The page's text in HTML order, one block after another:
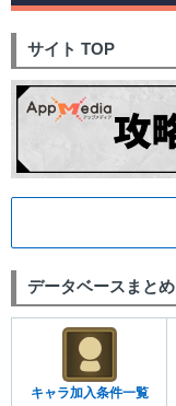
サイト TOP
データベースまとめ
キャラ加入条件一覧